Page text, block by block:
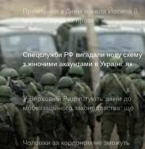
Привітання з Днем ангела Йосипа 8
серпня: вірші та проза
Спецслужби РФ вигадали нову схему
з жіночими акаунтами в Україні: як
виманюють військових
У Верховній Раді готують зміни до
мобілізаційного законодавства: що
запропонували депутати
Чоловіки за кордоном не зможуть